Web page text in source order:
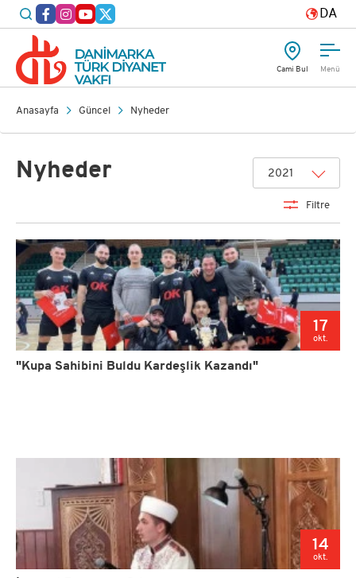
DA
Menü
Cami Bul
Anasayfa Güncel Nyheder
Nyheder 2021
Filtre
17
okt.
"Kupa Sahibini Buldu Kardeşlik Kazandı"
14
okt.